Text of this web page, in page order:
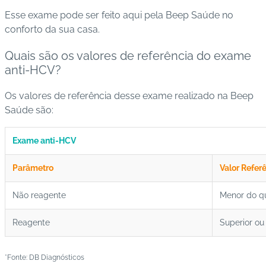
Esse exame pode ser feito aqui pela Beep Saúde no
conforto da sua casa.
Quais são os valores de referência do exame
anti-HCV?
Os valores de referência desse exame realizado na Beep
Saúde são:
Exame anti-HCV
Parâmetro Valor
Não reagente Menor do
Reagente Superior
*Fonte: DB Diagnósticos